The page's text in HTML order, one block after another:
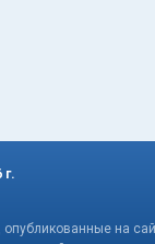
г.
на